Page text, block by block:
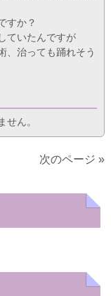
すか？
ていたんですが
、治っても踊れそう
ん。
次のページ »